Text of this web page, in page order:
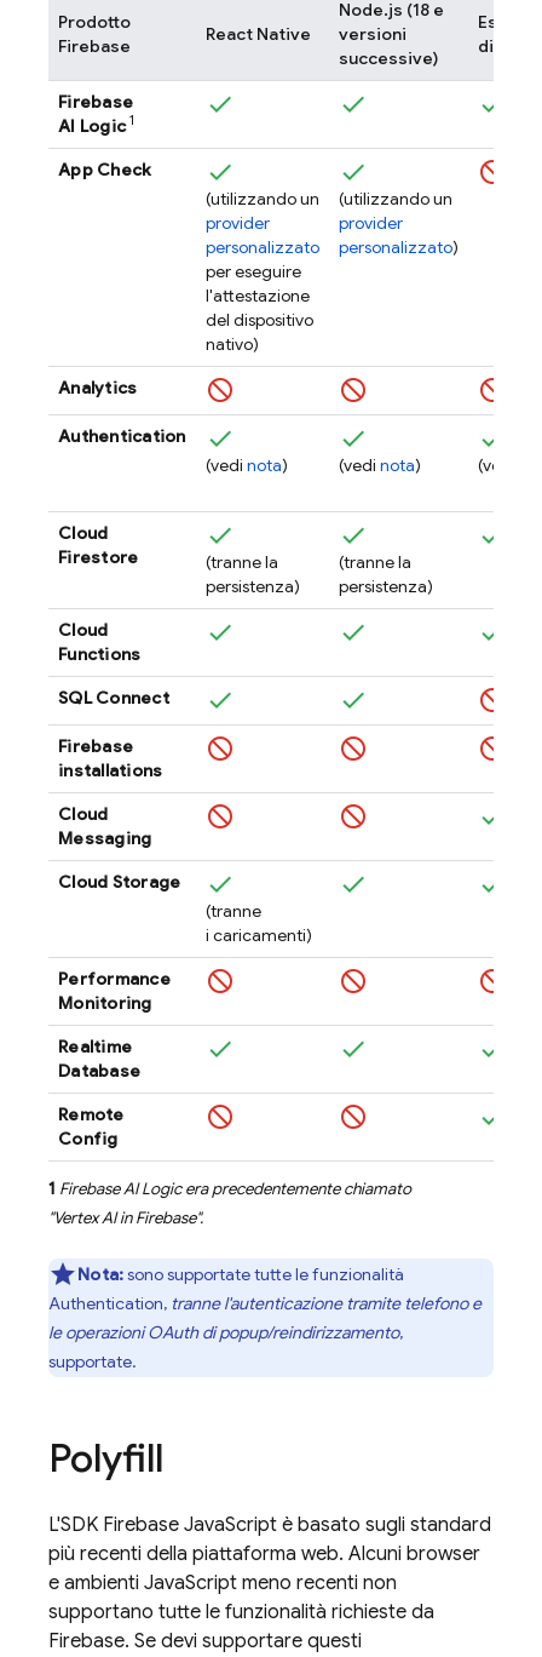
Prodotto
Firebase
React Native
Node.js (18 e
versioni
successive)
di
Firebase
AI Logic 1
App Check
(utilizzando un
provider
personalizzato
per eseguire
l'attestazione
del dispositivo
nativo)
(utilizzando un
provider
personalizzato)
Analytics
Authentication
(vedi nota) (vedi nota) (vedi
Cloud
Firestore
(tranne la
persistenza)
(tranne la
persistenza)
Cloud
Functions
SQL Connect
Firebase
installations
Cloud
Messaging
Cloud Storage
(tranne
i caricamenti)
Performance
Monitoring
Realtime
Database
Remote
Config
1 Firebase AI Logicera precedentemente chiamato
"Vertex AI in Firebase".
Nota:sono supportate tutte le funzionalità
Authentication, tranne l'autenticazione tramite telefono e
le operazioni OAuth di popup/reindirizzamento,
supportate.
Polyfill
L'SDK Firebase JavaScript è basato sugli standard
più recenti della piattaforma web. Alcuni browser
e ambienti JavaScript meno recenti non
supportano tutte le funzionalità richieste da
Firebase. Se devi supportare questi